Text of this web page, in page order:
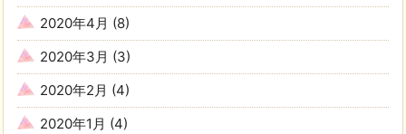
2020年4月 (8)
2020年3月 (3)
2020年2月 (4)
2020年1月 (4)